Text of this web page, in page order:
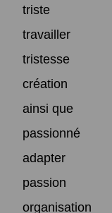
triste
travailler
tristesse
création
ainsi que
passionné
adapter
passion
organisation